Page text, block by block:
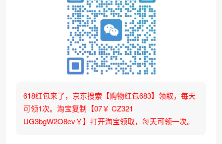
618红包来了，京东搜索【购物红包683】领取，每天
可领1次。淘宝复制【07￥ CZ321
UG3bgW2O8cv￥】打开淘宝领取，每天可领一次。